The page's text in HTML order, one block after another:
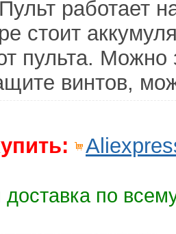
работает
стоит
пульта.
винтов,
доставка по